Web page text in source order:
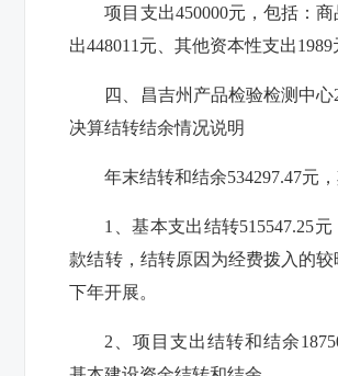
项目支出450000元，包括：
出448011元、其他资本性支出1989
四、昌吉州产品检验检测中心
决算结转结余情况说明
年末结转和结余534297.47元，
1、基本支出结转515547.25
款结转，结转原因为经费拨入的
下年开展。
2、项目支出结转和结余